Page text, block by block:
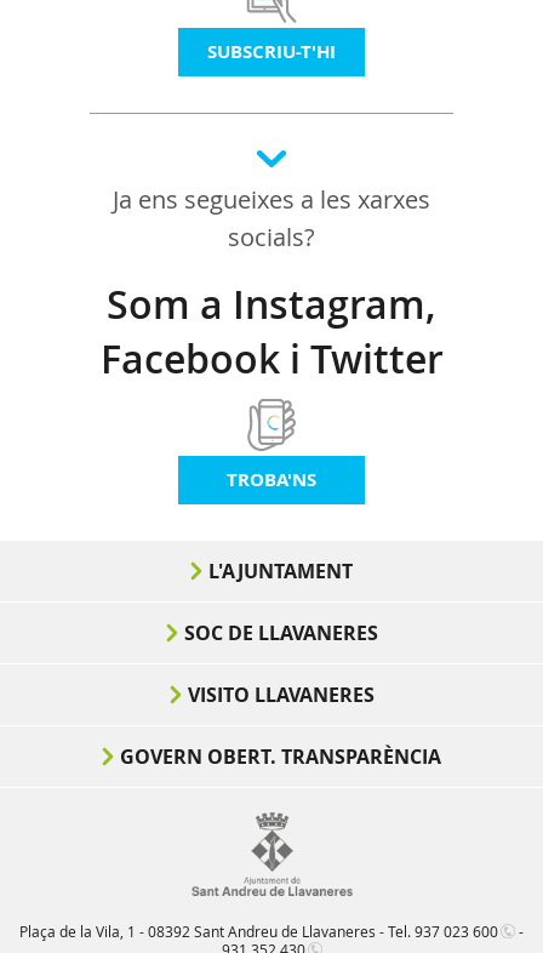
SUBSCRIU-T'HI
Ja ens segueixes a les xarxes
socials?
Som a Instagram,
Facebook i Twitter
TROBA'NS
L'AJUNTAMENT
SOC DE LLAVANERES
VISITO LLAVANERES
GOVERN OBERT. TRANSPARÈNCIA
Plaça de la Vila, 1 - 08392 Sant Andreu de Llavaneres - Tel.937 023 600
-